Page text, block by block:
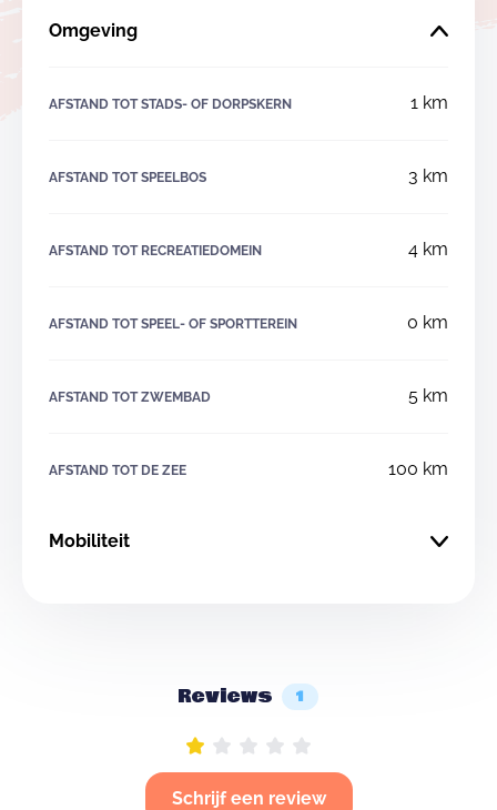
Omgeving
AFSTAND TOT STADS- OF DORPSKERN 1 km
AFSTAND TOT SPEELBOS 3 km
AFSTAND TOT RECREATIEDOMEIN 4 km
AFSTAND TOT SPEEL- OF SPORTTEREIN 0 km
AFSTAND TOT ZWEMBAD 5 km
AFSTAND TOT DE ZEE 100 km
Mobiliteit
Reviews 1
Schrijf een review